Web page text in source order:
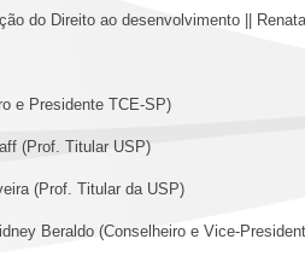
do Direito ao desenvolvimento ||
e Presidente TCE-SP)
(Prof. Titular USP)
(Prof. Titular da USP)
Beraldo (Conselheiro e Vice-